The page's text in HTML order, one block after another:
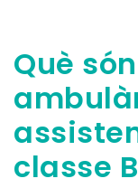
Què
classe